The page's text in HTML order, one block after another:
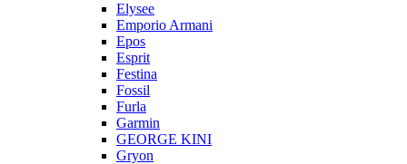
Elysee
Emporio Armani
Epos
Esprit
Festina
Fossil
Furla
Garmin
GEORGE KINI
Gryon